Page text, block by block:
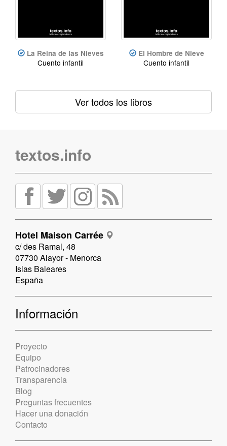
La Reina de las Nieves
Cuento infantil
El Hombre de Nieve
Cuento infantil
Ver todos los libros
textos.info
Hotel Maison Carrée
c/ des Ramal, 48
07730 Alayor - Menorca
Islas Baleares
España
Información
Proyecto
Equipo
Patrocinadores
Transparencia
Blog
Preguntas frecuentes
Hacer una donación
Contacto